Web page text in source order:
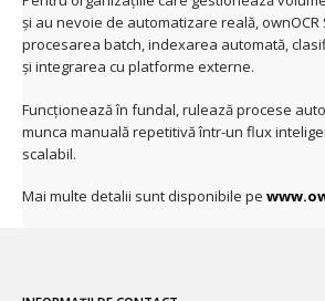
și au nevoie de automatizare reală,
procesarea batch, indexarea automată,
și integrarea cu platforme externe.
Funcționează în fundal, rulează procese
munca manuală repetitivă într-un flux
scalabil.
Mai multe detalii sunt disponibile pe